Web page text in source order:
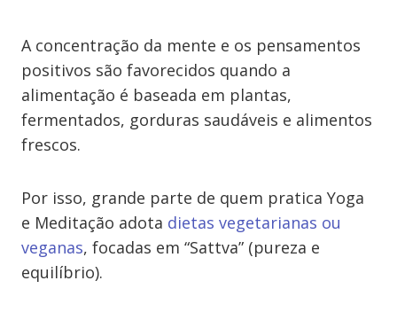
A concentração da mente e os pensamentos
positivos são favorecidos quando a
alimentação é baseada em plantas,
fermentados, gorduras saudáveis e alimentos
frescos.
Por isso, grande parte de quem pratica Yoga
e Meditação adota dietas vegetarianas ou
veganas, focadas em “Sattva” (pureza e
equilíbrio).